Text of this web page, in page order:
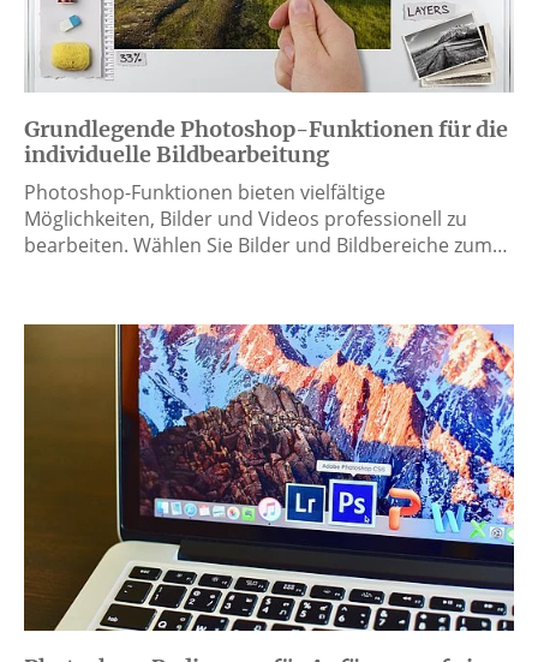
Grundlegende Photoshop-Funktionen für die
individuelle Bildbearbeitung
Photoshop-Funktionen bieten vielfältige
Möglichkeiten, Bilder und Videos professionell zu
bearbeiten. Wählen Sie Bilder und Bildbereiche zum…